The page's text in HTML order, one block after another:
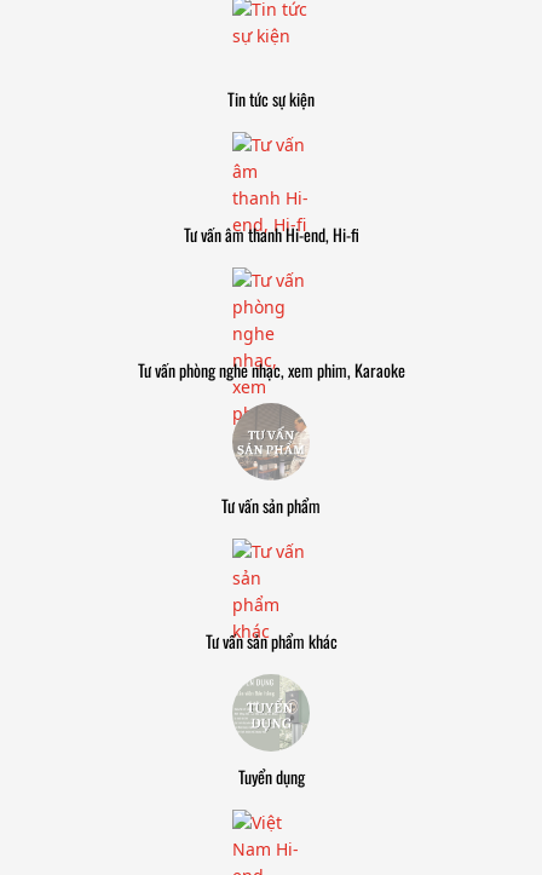
Tin tức sự kiện
Tư vấn âm thanh Hi-end, Hi-fi
Tư vấn phòng nghe nhạc, xem phim, Karaoke
Tư vấn sản phẩm
Tư vấn sản phẩm khác
Tuyển dụng